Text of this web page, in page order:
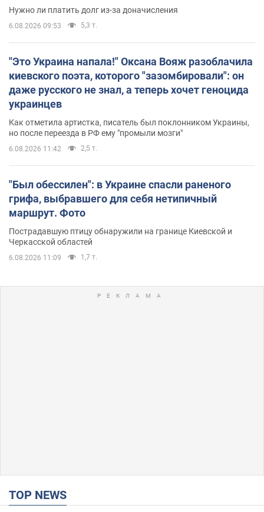
Нужно ли платить долг из-за доначисления
6.08.2026 09:53 5,3 т.
"Это Украина напала!" Оксана Вояж разоблачила
киевского поэта, которого "зазомбировали": он
даже русского не знал, а теперь хочет геноцида
украинцев
Как отметила артистка, писатель был поклонником Украины,
но после переезда в РФ ему "промыли мозги"
6.08.2026 11:42 2,5 т.
"Был обессилен": в Украине спасли раненого
грифа, выбравшего для себя нетипичный
маршрут. Фото
Пострадавшую птицу обнаружили на границе Киевской и
Черкасской областей
6.08.2026 11:09 1,7 т.
TOP NEWS